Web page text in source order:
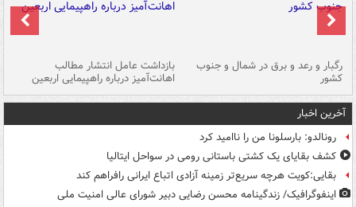
رگبار و رعد و برق در شمال و جنوب
کشور
بازداشت عامل انتشار مطالب
اهانت‌آمیز درباره راهپیمایی اربعین
آخرین اخبار
رونالدو: بارسلونا من را ناامید کرد
کشف بقایای یک کشتی باستانی رومی در سواحل ایتالیا
بقایی:کویت هرچه سریع‌تر زمینه آزادی اتباع ایرانی رافراهم کند
اینفوگرافیک/ زندگینامه محسن رضایی دبیر شورای عالی امنیت‌ ملی